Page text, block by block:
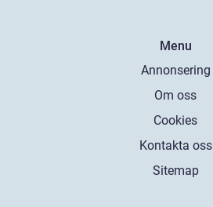
Menu
Annonsering
Om oss
Cookies
Kontakta oss
Sitemap